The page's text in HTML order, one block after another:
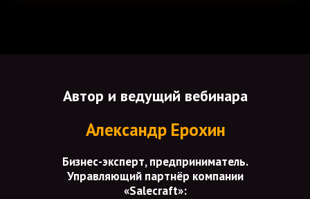
Александр Ерохин
Автор и ведущий вебинара
Бизнес-эксперт, предприниматель.
Управляющий партнёр компании
«Salecraft»: